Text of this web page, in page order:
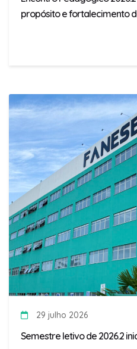
propósito e fortalecimento
29 julho 2026
Semestre letivo de 2026.2